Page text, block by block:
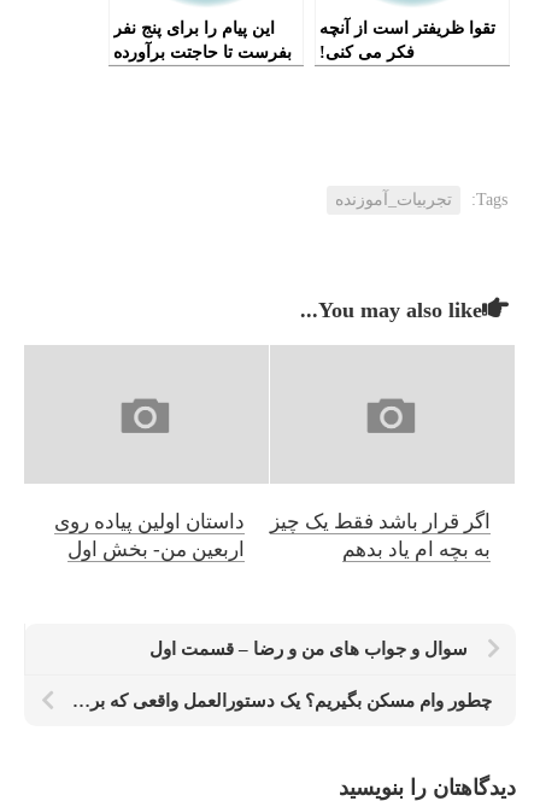
تقوا ظریفتر است از آنچه
فکر می کنی!
این پیام را برای پنج نفر
بفرست تا حاجتت برآورده
Tags: تجربیات_آموزنده
You may also like...
داستان اولین پیاده روی
اربعین من- بخش اول
اگر قرار باشد فقط یک چیز
به بچه ام یاد بدهم
سوال و جواب های من و رضا – قسمت اول
چطور وام مسکن بگیریم؟ یک دستورالعمل واقعی که برای من جواب داد
دیدگاهتان را بنویسید